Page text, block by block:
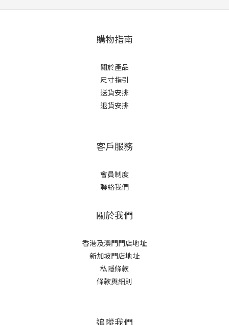
購物指南
關於產品
尺寸指引
送貨安排
退貨安排
客戶服務
會員制度
聯絡我們
關於我們
香港及澳門門店地址
新加坡門店地址
私隱條款
條款與細則
追蹤我們